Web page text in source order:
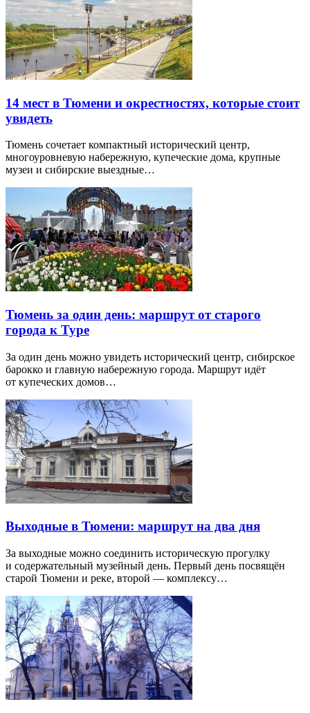
14 мест в Тюмени и окрестностях, которые стоит
увидеть
Тюмень сочетает компактный исторический центр,
многоуровневую набережную, купеческие дома, крупные
музеи и сибирские выездные…
Тюмень за один день: маршрут от старого
города к Туре
За один день можно увидеть исторический центр, сибирское
барокко и главную набережную города. Маршрут идёт
от купеческих домов…
Выходные в Тюмени: маршрут на два дня
За выходные можно соединить историческую прогулку
и содержательный музейный день. Первый день посвящён
старой Тюмени и реке, второй — комплексу…